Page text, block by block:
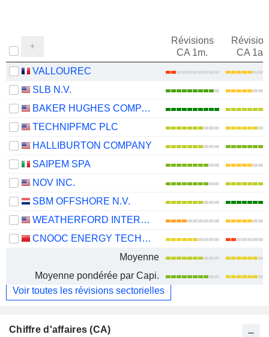
Révisions
CA 1m.
CA 1an
VALLOUREC
SLB N.V.
BAKER HUGHES COMPANY
TECHNIPFMC PLC
HALLIBURTON COMPANY
SAIPEM SPA
NOV INC.
SBM OFFSHORE N.V.
WEATHERFORD INTERNATIONAL PLC
CNOOC ENERGY TECHNOLOGY & SERVICES LIMITED
Moyenne
Moyenne pondérée par Capi.
Voir toutes les révisions sectorielles
Chiffre d'affaires (CA)